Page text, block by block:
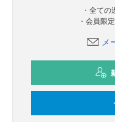
・全て
・会員限
メ